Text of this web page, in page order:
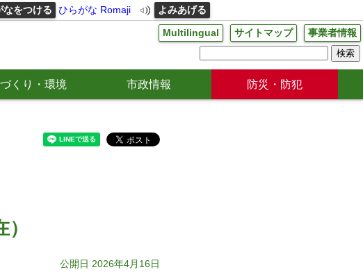
なをつける ひらがな Romaji よみあげる
Multilingual サイトマップ 事業者情報
くり・環境 市政情報 防災・防犯
公開日 2026年4月16日